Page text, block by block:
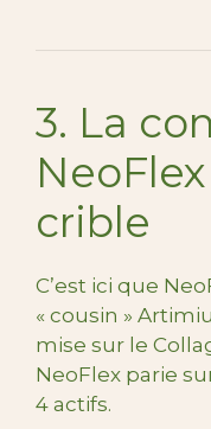
3. La
crible
C’est ici que
« cousin »
mise sur le
NeoFlex parie
4 actifs.